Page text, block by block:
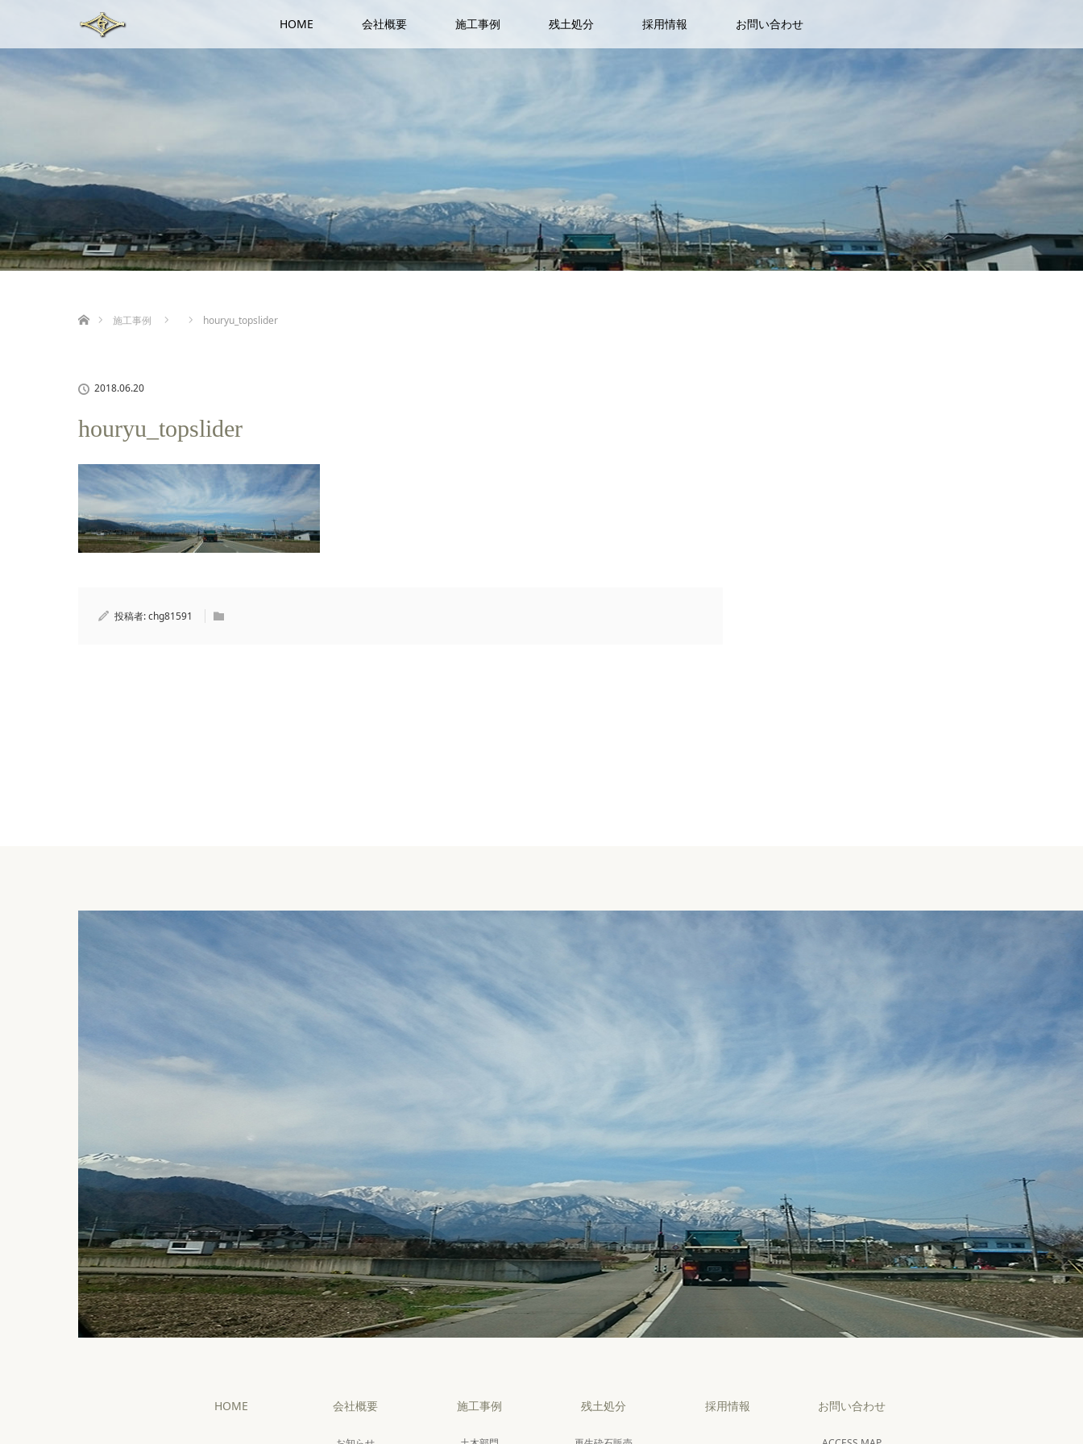
HOME 会社概要 施工事例 残土処分 採用情報 お問い合わせ
施工事例
houryu_topslider
2018.06.20
houryu_topslider
投稿者:chg81591
HOME 会社概要 施工事例 残土処分 採用情報 お問い合わせ